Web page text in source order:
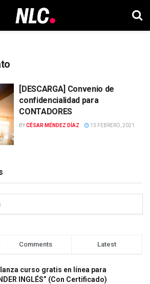
[DESCARGA] Convenio de
confidencialidad para
CONTADORES
BYCÉSAR MÉNDEZ DÍAZ 13 FEBRERO, 2021
Comments Latest
curso gratis en línea para
INGLÉS” (Con Certificado)